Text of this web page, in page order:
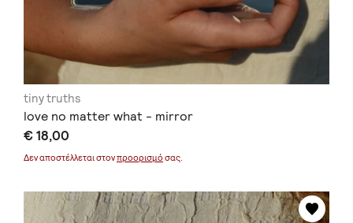
tiny truths
love no matter what - mirror
€ 18,00
Δεν αποστέλλεται στονπροορισμό σας.